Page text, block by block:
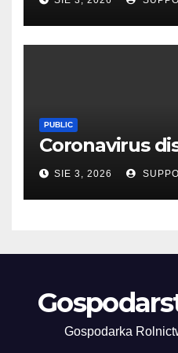
PUBLIC
Coronavirus
SIE 3, 2026
Gospodarka